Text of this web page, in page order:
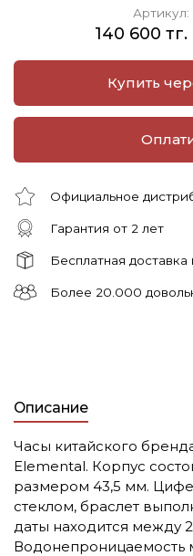
Артикул:
140 600 тг.
Купить
Официальное
Гарантия от 2 лет
Бесплатная доставка
Более 20.000
Описание
Часы китайского
Elemental. Корпус
размером 43,5 мм.
стеклом, браслет
даты находится между
Водонепроницаемость